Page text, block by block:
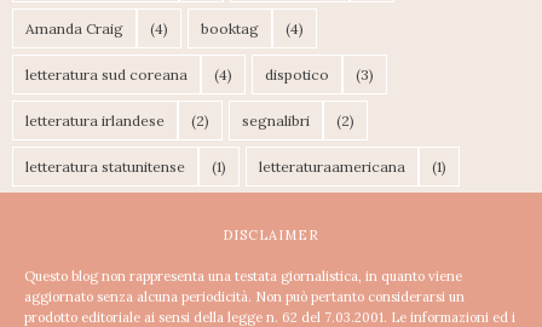
Amanda Craig (4) booktag (4)
letteratura sud coreana (4) dispotico (3)
letteratura irlandese (2) segnalibri (2)
letteratura statunitense (1) letteraturaamericana (1)
DISCLAIMER
Questo blog non rappresenta una testata giornalistica, in quanto viene
aggiornato senza alcuna periodicità. Non può pertanto considerarsi un
prodotto editoriale ai sensi della legge n. 62 del 7.03.2001. Le informazioni ed i